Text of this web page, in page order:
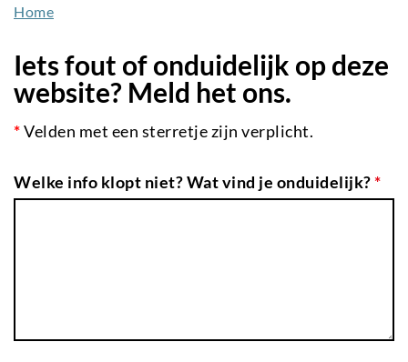
de
gaan
Home
Iets fout of onduidelijk op deze
website? Meld het ons.
*Velden met een sterretje zijn verplicht.
Welke info klopt niet? Wat vind je onduidelijk?*